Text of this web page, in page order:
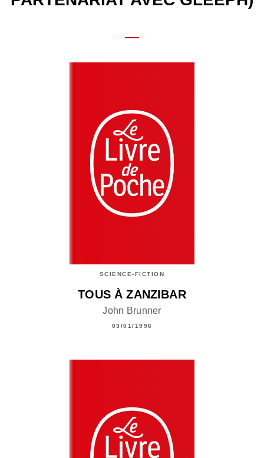
SCIENCE-FICTION
TOUS À ZANZIBAR
John Brunner
03/01/1996